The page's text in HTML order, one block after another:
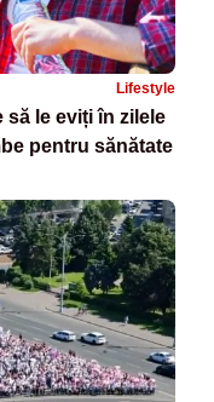
Lifestyle
să le eviți în zilele
pentru sănătate